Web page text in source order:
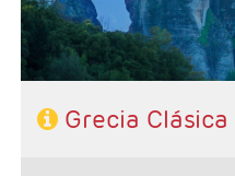
Grecia Clásica